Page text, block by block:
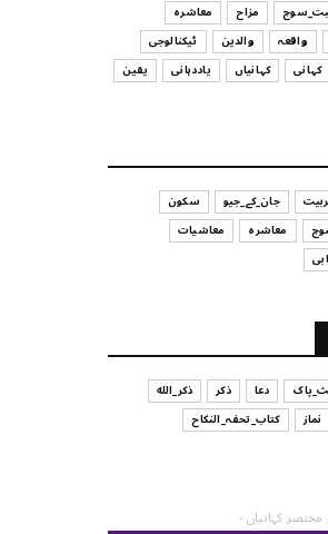
ہوشیاری مزاح
معاشرہ
واقعہ والدین
ٹیکنالوجی
کہانی کہانیاں یاددہانی یقین
جان_کے_جیو
سکون
معاشرہ
معاشیات
دعا ذکر
ذکر_الله
نماز
کتاب_تحفہ_النکاح
کہانیاں -